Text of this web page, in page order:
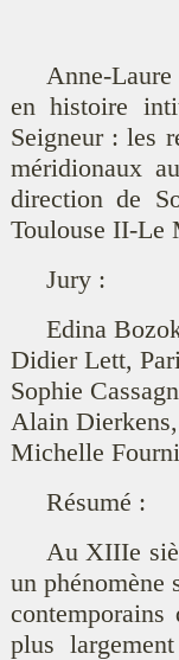
Anne-
en histoire
Seigneur : les
méridionaux
direction de
Toulouse II-Le
Jury :
Edina
Didier Lett,
Sophie
Alain
Michelle
Résumé :
Au XIIIe
un phénomène
plus